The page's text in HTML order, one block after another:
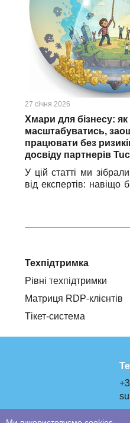
27 січня 2026
Хмари для бізнесу: як
масштабуватись,
працювати без
досвіду партнерів
У цій статті ми
від експертів: навіщо
впровадження хмар
Техпідтримка
Рівні техпідтримки
Матриця RDP-клієнтів
Тікет-система